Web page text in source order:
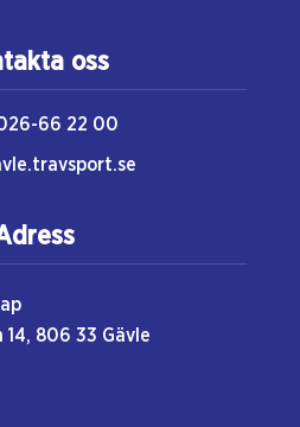
oss
66 22 00
14, 806 33 Gävle